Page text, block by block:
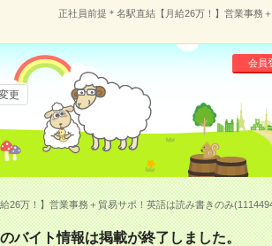
正社員前提＊名駅直結【月給26万！】営業事務
会員
更
26万！】営業事務＋貿易サポ！英語は読み書きのみ
バイト情報は掲載が終了しました。